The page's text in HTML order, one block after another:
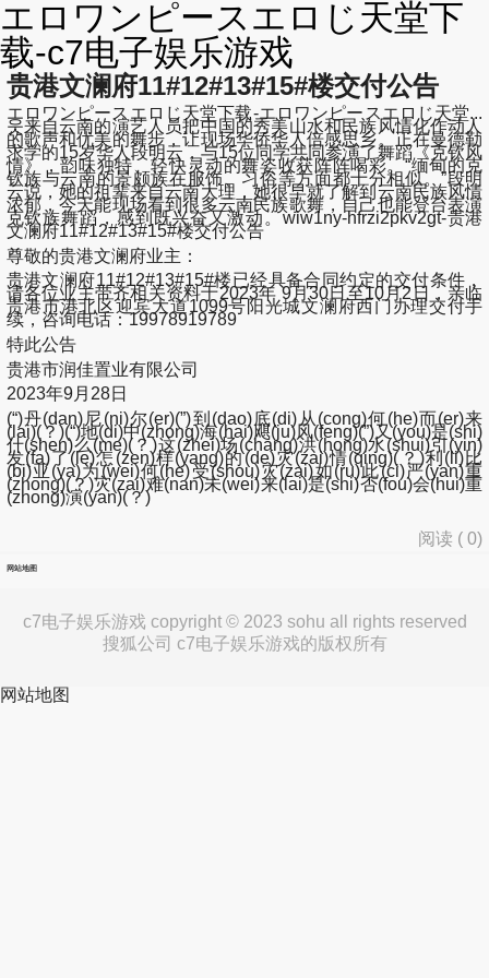
エロワンピースエロじ天堂下
载-c7电子娱乐游戏
贵港文澜府11#12#13#15#楼交付公告
エロワンピースエロじ天堂下载-エロワンピースエロじ天堂...
웃来自云南的演艺人员把中国的秀美山水和民族风情化作动人
的歌声和优美的舞步，让现场华侨华人倍感思乡。正在曼德勒
求学的15岁华人段明云，与15位同学共同参演了舞蹈《克钦风
情》，韵味独特、轻快灵动的舞姿收获阵阵喝彩。“缅甸的克
钦族与云南的景颇族在服饰、习俗等方面都十分相似。”段明
云说，她的祖辈来自云南大理，她很早就了解到云南民族风情
浓郁，今天能现场看到很多云南民族歌舞，自己也能登台表演
克钦族舞蹈，感到既兴奋又激动。wiw1ny-hfrzi2pkv2gt-贵港
文澜府11#12#13#15#楼交付公告
尊敬的贵港文澜府业主：
贵港文澜府11#12#13#15#楼已经具备合同约定的交付条件，
请各位业主带齐相关资料于2023年 9月30日至10月2日，亲临
贵港市港北区迎宾大道1099号阳光城文澜府西门办理交付手
续，咨询电话：19978919789
特此公告
贵港市润佳置业有限公司
2023年9月28日
(“)丹(dan)尼(ni)尔(er)(”)到(dao)底(di)从(cong)何(he)而(er)来
(lai)(？)(“)地(di)中(zhong)海(hai)飓(ju)风(feng)(”)又(you)是(shi)
什(shen)么(me)(？)这(zhei)场(chang)洪(hong)水(shui)引(yin)
发(fa)了(le)怎(zen)样(yang)的(de)灾(zai)情(qing)(？)利(li)比
(bi)亚(ya)为(wei)何(he)受(shou)灾(zai)如(ru)此(ci)严(yan)重
(zhong)(？)灾(zai)难(nan)未(wei)来(lai)是(shi)否(fou)会(hui)重
(zhong)演(yan)(？)
阅读 (0)
网站地图
c7电子娱乐游戏 copyright © 2023 sohu all rights reserved
搜狐公司 c7电子娱乐游戏的版权所有
网站地图